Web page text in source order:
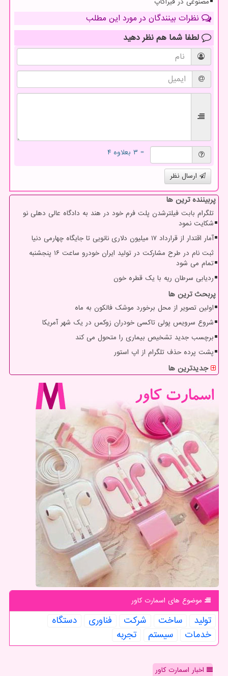
نظرات بینندگان در مورد این مطلب
لطفا شما هم نظر دهید
= ۳ بعلاوه ۴
ارسال نظر
پربیننده ترین ها
تلگرام بابت فیلترشدن پلت فرم خود در هند به دادگاه عالی دهلی نو
شکایت نمود
آمار اقتدار از قرارداد ۱۷ میلیون دلاری نانویی تا جایگاه چهارمی دنیا
ثبت نام در طرح مشارکت در تولید ایران خودرو ساعت ۱۶ پنجشنبه
تمام می شود
ردیابی سرطان ریه با یک قطره خون
پربحث ترین ها
اولین تصویر از محل برخورد موشک فالکون به ماه
شروع سرویس پولی تاکسی خودران زوکس در یک شهر آمریکا
برچسب جدید تشخیص بیماری را متحول می کند
پشت پرده حذف تلگرام از اپ استور
جدیدترین ها
موضوع های اسمارت كاور
تولید ساخت شركت فناوری
دستگاه
خدمات
سیستم تجربه
اخبار اسمارت کاور